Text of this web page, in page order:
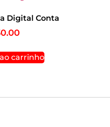
Digital Conta
carrinho